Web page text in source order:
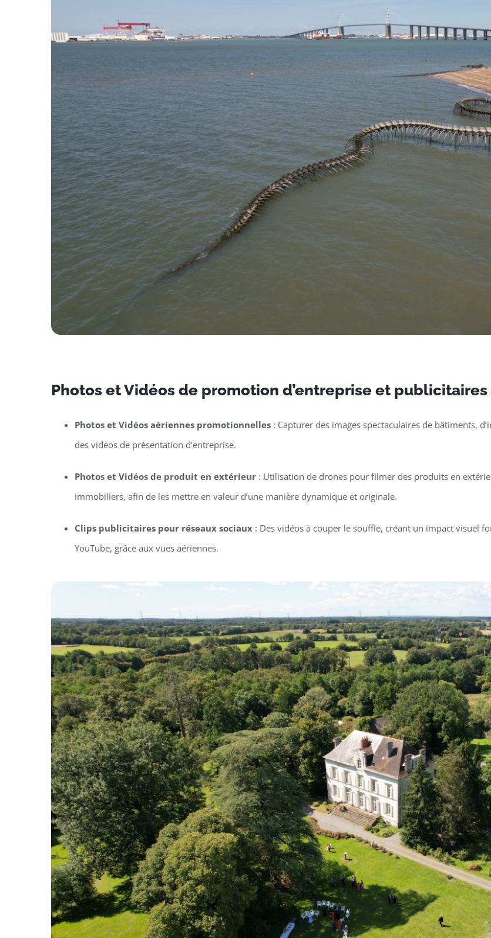
Photos et Vidéos de promotion d’entreprise et publicitaires
Photos et Vidéos aériennes promotionnelles: Capturer des images spectaculaires de bâtiments,
des vidéos de présentation d’entreprise.
Photos et Vidéos de produit en extérieur: Utilisation de drones pour filmer des produits en
immobiliers, afin de les mettre en valeur d’une manière dynamique et originale.
Clips publicitaires pour réseaux sociaux: Des vidéos à couper le souffle, créant un impact visuel
YouTube, grâce aux vues aériennes.